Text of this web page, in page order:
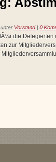
Vorstand| 0
die
zur